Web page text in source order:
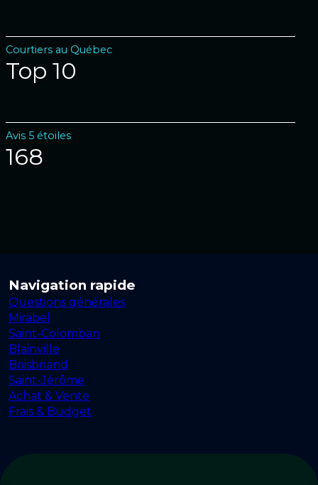
Courtiers au Québec
Top 10
Avis 5 étoiles
168
Navigation rapide
Questions générales
Mirabel
Saint-Colomban
Blainville
Boisbriand
Saint-Jérôme
Achat & Vente
Frais & Budget